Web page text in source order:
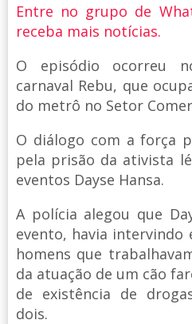
Entre no grupo de
receba mais notícias.
O episódio ocorreu
carnaval Rebu, que
do metrô no Setor
O diálogo com a força
pela prisão da ativista
eventos Dayse Hansa.
A polícia alegou que
evento, havia intervindo
homens que
da atuação de um cão
de existência de
dois.